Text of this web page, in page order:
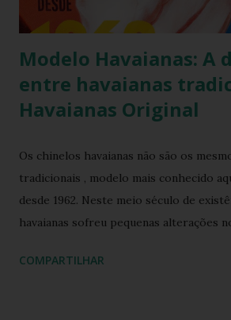
29037645 Logo temos que ter o
chi...
Modelo Havaianas: A
entre havaianas
Havaianas Original
Os chinelos havaianas não são os
tradicionais , modelo mais conhecido
desde 1962. Neste meio século de
havaianas sofreu pequenas alterações
impresso em relevo. Um fato que
COMPARTILHAR